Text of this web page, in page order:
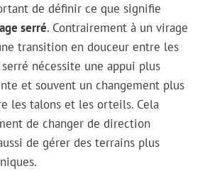
de définir ce que signifie
serré. Contrairement à un virage
transition en douceur entre les
nécessite une appui plus
et souvent un changement plus
les talons et les orteils. Cela
de changer de direction
de gérer des terrains plus